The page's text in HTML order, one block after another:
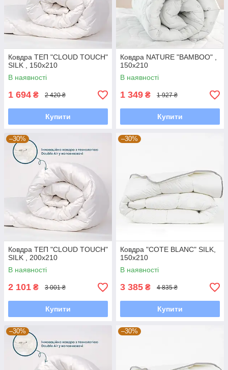
Ковдра ТЕП "CLOUD TOUCH"
SILK , 150x210
В наявності
1 694 ₴ 2 420 ₴
Купити
Ковдра NATURE "BAMBOO" ,
150x210
В наявності
1 349 ₴ 1 927 ₴
Купити
–30%
Ковдра ТЕП "CLOUD TOUCH"
SILK , 200x210
В наявності
2 101 ₴ 3 001 ₴
Купити
–30%
Ковдра "COTE BLANC" SILK,
150x210
В наявності
3 385 ₴ 4 835 ₴
Купити
–30% –30%